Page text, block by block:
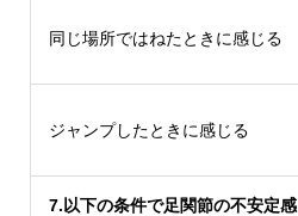
同じ場所ではねたときに感じる
ジャンプしたときに感じる
7.以下の条件で足関節の不安定感